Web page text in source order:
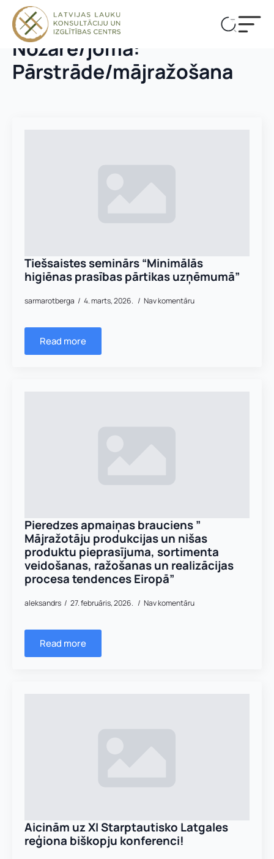
Nozare/joma:
Pārstrāde/mājražošana​
Tiešsaistes seminārs “Minimālās
higiēnas prasības pārtikas uzņēmumā”
sarmarotberga 4. marts, 2026. Nav komentāru
Read more
Pieredzes apmaiņas brauciens ”
Mājražotāju produkcijas un nišas
produktu pieprasījuma, sortimenta
veidošanas, ražošanas un realizācijas
procesa tendences Eiropā”
aleksandrs 27. februāris, 2026. Nav komentāru
Read more
Aicinām uz XI Starptautisko Latgales
reģiona biškopju konferenci!